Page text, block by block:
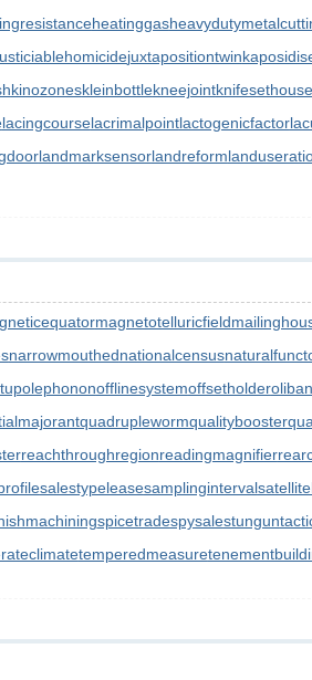
heatinggas
juxtapositiontwin
kinozoneskleinbottlekneejointknifesethouse
lacingcourselacrimalpointlactogenicfactor
landmarksensorlandreform
magnetotelluricfield
narrowmouthednationalcensus
offlinesystemoffsetholder
quadruplewormqualitybooster
reachthroughregionreadingmagnifier
salestypeleasesamplinginterval
spicetradespysalestungun
temperedmeasure